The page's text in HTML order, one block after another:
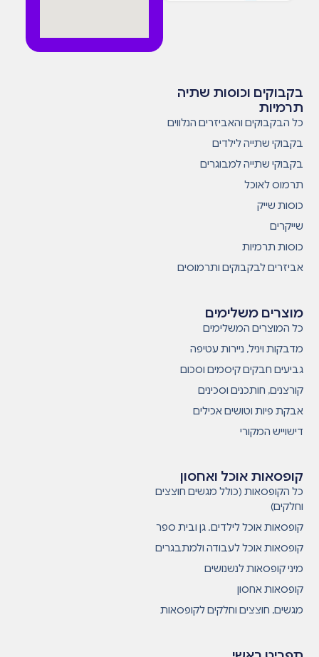
קופסאות אוכל ואחסון
כל הקופסאות (כולל מגשים חוצצים
וחלקים)
קופסאות אוכל לילדים. גן ובית ספר
קופסאות אוכל לעבודה ולמתבגרים
מיני קופסאות לנשנושים
קופסאות אחסון
מגשים, חוצצים וחלקים לקופסאות
מוצרים משלימים
כל המוצרים המשלימים
מדבקות ויניל, ניירות עטיפה
גביעים חבקים קיסמים וסכום
קורצנים, חותכנים וסכינים
אבקת פיות וטושים אכילים
דישוייש המקורי
בקבוקים וכוסות שתיה
תרמיות
כל הבקבוקים והאביזרים הנלווים
בקבוקי שתייה לילדים
בקבוקי שתייה למבוגרים
תרמוס לאוכל
כוסות שייק
שייקרים
כוסות תרמיות
אביזרים לבקבוקים ותרמוסים